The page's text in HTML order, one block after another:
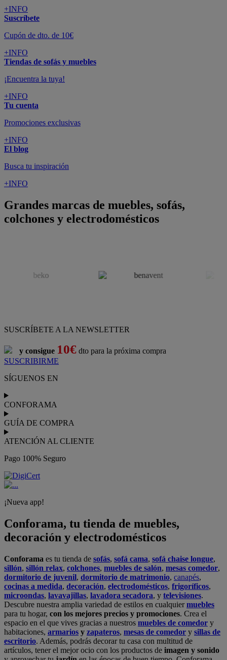
+INFO
Suscríbete
Cupón de dto. de 10€
+INFO
Tiendas de sofás y muebles
¡Encuentra la tuya!
+INFO
Tu cuenta
Promociones exclusivas
+INFO
El blog
Busca tu inspiración
+INFO
Grandes marcas de muebles, sofás,
colchones y electrodomésticos
SUSCRÍBETE A LA NEWSLETTER
y consigue 10€ dto para la próxima compra
SUSCRIBIRME
SÍGUENOS EN
CONFORAMA
GUÍA DE COMPRA
ATENCIÓN AL CLIENTE
Pago 100% Seguro
¡Nueva app!
Conforama, tu tienda de muebles,
decoración y electrodomésticos
Conforama es tu tienda de sofás, sofá cama, sofá chaise longue,
sillón, sillón relax, colchones, muebles de salón, mesas comedor,
dormitorio de juvenil, dormitorio de matrimonio, canapés,
cocinas a medida, decoración, electrodomésticos, frigoríficos,
microondas, lavavajillas, lavadora secadora, y televisiones.
Descubre nuestra amplia variedad de estilos en cualquiermuebles
para tu hogar, con los mejores precios y promociones. Crea el
espacio en el que vives gracias a nuestros muebles de comedor y
habitaciones, armarios y zapateros, mesas de comedor y sillas de
escritorio. Además, podrás decorar tu casa con multitud de
artículos, tener el mejor ocio con los productos de imagen y sonido